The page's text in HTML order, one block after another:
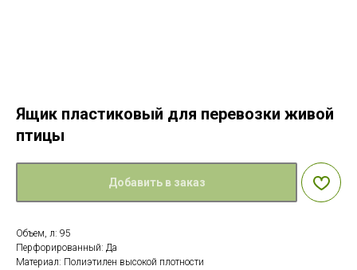
Ящик пластиковый для перевозки живой
птицы
Добавить в заказ
Объем, л: 95
Перфорированный: Да
Материал: Полиэтилен высокой плотности